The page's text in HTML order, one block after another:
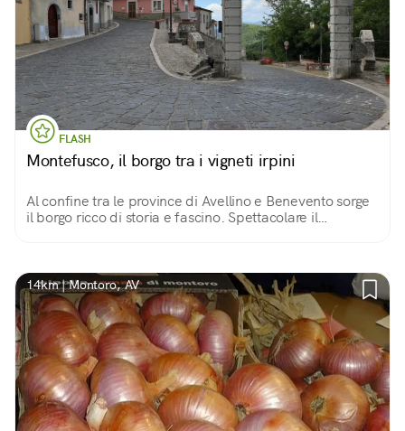
FLASH
Montefusco, il borgo tra i vigneti irpini
Al confine tra le province di Avellino e Benevento sorge
il borgo ricco di storia e fascino. Spettacolare il
14km | Montoro, AV